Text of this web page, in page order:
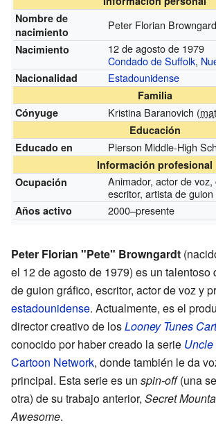
Nombre de
nacimiento
Peter Florian
Nacimiento
12 de agosto de 1979
Condado de Suffolk,
Nacionalidad Estadounidense
Familia
Cónyuge
Kristina Baranovich (
Educación
Educado en
Pierson Middle-High
Información profesional
Ocupación
Animador, actor de voz,
escritor, artista de
Años activo 2000–presente
Peter Florian "Pete" Browngardt
el 12 de agosto de 1979) es un talentoso
de guion gráfico, escritor, actor de voz y
estadounidense. Actualmente, es el
director creativo de losLooney Tunes
conocido por haber creado la serie
Cartoon Network, donde también le da
principal. Esta serie es un spin-off(una
otra) de su trabajo anterior, Secret
Awesome.